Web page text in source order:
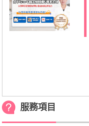
服務項目